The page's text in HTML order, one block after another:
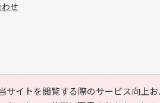
サイトを閲覧する際のサービス向上
せ